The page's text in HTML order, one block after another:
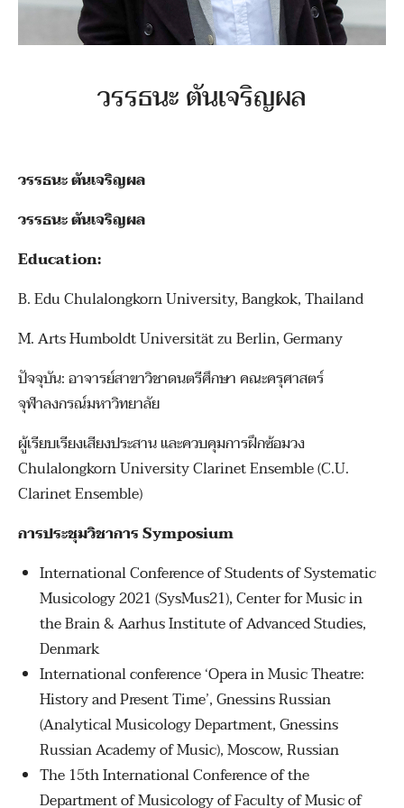
วรรธนะ ตันเจริญผล
วรรธนะ ตันเจริญผล
วรรธนะ ตันเจริญผล
Education:
B. Edu Chulalongkorn University, Bangkok, Thailand
M. Arts Humboldt Universität zu Berlin, Germany
ปัจจุบัน: อาจารย์สาขาวิชาดนตรีศึกษา คณะครุศาสตร์
จุฬาลงกรณ์มหาวิทยาลัย
ผู้เรียบเรียงเสียงประสาน และควบคุมการฝึกซ้อมวง
Chulalongkorn University Clarinet Ensemble (C.U.
Clarinet Ensemble)
การประชุมวิชาการ Symposium
International Conference of Students of Systematic
Musicology 2021 (SysMus21), Center for Music in
the Brain & Aarhus Institute of Advanced Studies,
Denmark
International conference ‘Opera in Music Theatre:
History and Present Time’, Gnessins Russian
(Analytical Musicology Department, Gnessins
Russian Academy of Music), Moscow, Russian
The 15th International Conference of the
Department of Musicology of Faculty of Music of